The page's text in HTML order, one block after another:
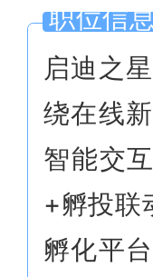
职位信
启迪之
绕在线
智能交
+孵投联
孵化平